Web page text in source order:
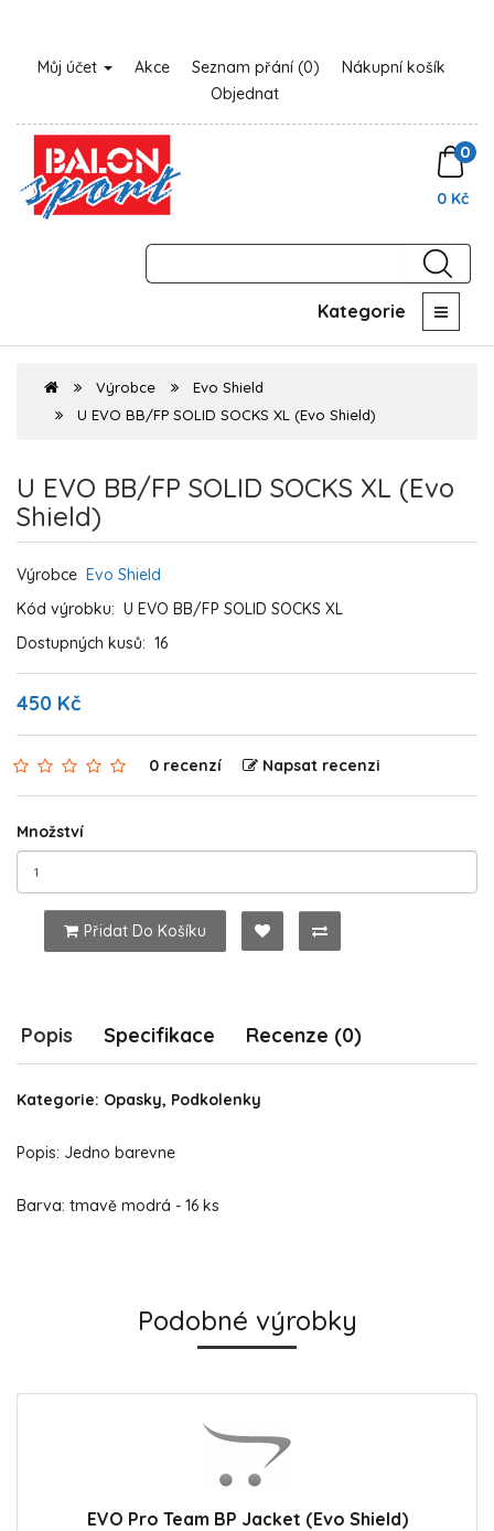
Můj účet Akce Seznam přání (0)
Nákupní košík
Objednat
0
0 Kč
Kategorie
Výrobce
Evo Shield
U EVO BB/FP SOLID SOCKS XL (Evo Shield)
U EVO BB/FP SOLID SOCKS XL (Evo
Shield)
Výrobce Evo Shield
Kód výrobku: U EVO BB/FP SOLID SOCKS XL
Dostupných kusů: 16
450 Kč
0 recenzí Napsat recenzi
Množství
Přidat Do Košíku
Popis Specifikace Recenze (0)
Kategorie: Opasky, Podkolenky
Popis: Jedno barevne
Barva: tmavě modrá - 16 ks
Podobné výrobky
EVO Pro Team BP Jacket (Evo Shield)